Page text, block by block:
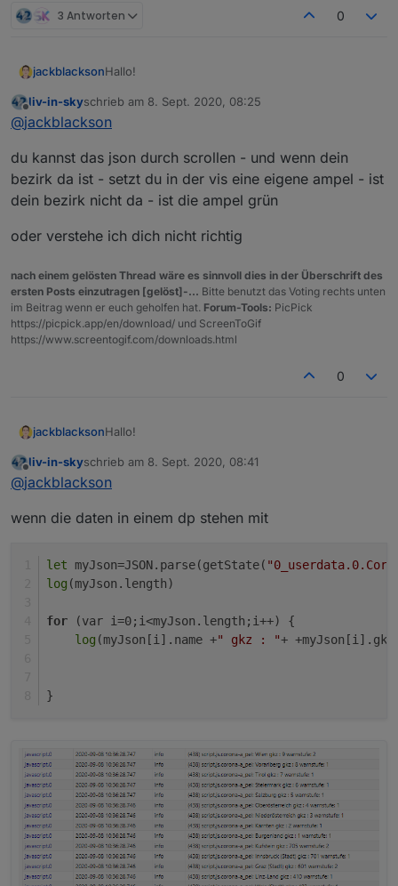
3 Antworten 0
jackblacksonHallo!
Seit Freitag wurde in Österreich die Corona-
Ampel eingeführt (
Ort/die Region anzuzeigen. Es gibt dazu auch ein
JSON ( Link )- Ich frage mich jedoch, wie man
dieses am besten einbinden kann.
Bezirk/Gemeinde einen Eintrag gibt, sondern,
wie es scheint, nur pro Bundesland, und dann
nur Untereinträge, sofern es Warnungen pro
Bezirk gibt. Dies macht es etwas schwierig, da
das am besten umsetzen könnte?
Offline
liv-in-skyschrieb am 8. Sept. 2020, 08:25
zuletzt editiert von
@jackblackson
du kannst das json durch scrollen - und wenn dein
bezirk da ist - setzt du in der vis eine eigene ampel - ist
dein bezirk nicht da - ist die ampel grün
oder verstehe ich dich nicht richtig
nach einem gelösten Thread wäre es sinnvoll dies in der Überschrift des
ersten Posts einzutragen [gelöst]-... Bitte benutzt das Voting rechts unten
im Beitrag wenn er euch geholfen hat. Forum-Tools: PicPick
https://picpick.app/en/download/ und ScreenToGif
https://www.screentogif.com/downloads.html
0
jackblacksonHallo!
Seit Freitag wurde in Österreich die Corona-
Ampel eingeführt (
Ort/die Region anzuzeigen. Es gibt dazu auch ein
Bezirk/Gemeinde einen Eintrag gibt, sondern,
Bezirk gibt. Dies macht es etwas schwierig, da
etwas abzufragen..habt ihr eine Idee, wie man
Offline
liv-in-skyschrieb am 8. Sept. 2020, 08:41
zuletzt editiert von
@jackblackson
wenn die daten in einem dp stehen mit
let myJson=JSON.parse(getState(
log (myJson.length)
for (var i=0;i<myJson.length;i++) {
log (myJson[i].name +" gkz : "+
}